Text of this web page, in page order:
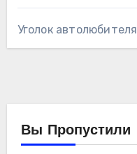
Уголок автолюбителя
Вы Пропустили